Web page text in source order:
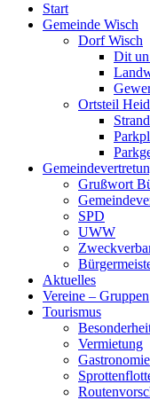
Start
Gemeinde Wisch
Dorf Wisch
Dit
Ortsteil
Strand
Grußwort
SPD
UWW
Aktuelles
Vereine – Gruppen
Tourismus
Vermietung
Gastronomie